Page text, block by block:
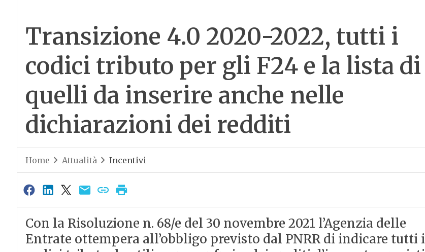
Transizione 4.0 2020-2022, tutti i
codici tributo per gli F24 e la lista di
quelli da inserire anche nelle
dichiarazioni dei redditi
Home Attualità Incentivi
Con la Risoluzione n. 68/e del 30 novembre 2021 l’Agenzia delle
Entrate ottempera all’obbligo previsto dal PNRR di indicare tutti i